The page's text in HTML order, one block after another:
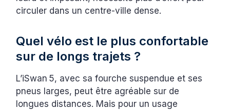
circuler dans un centre-ville dense.
Quel vélo est le plus confortable
sur de longs trajets ?
L’iSwan 5, avec sa fourche suspendue et ses
pneus larges, peut être agréable sur de
longues distances. Mais pour un usage